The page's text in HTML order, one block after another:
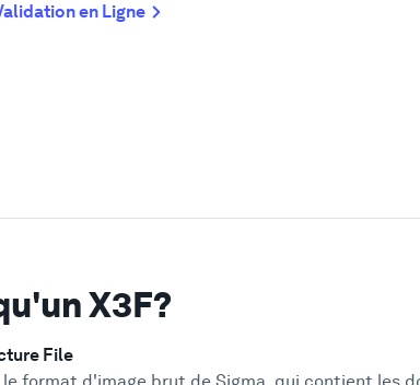
en Ligne
X3F?
File